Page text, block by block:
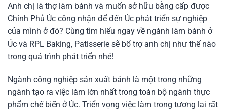
Anh chị là thợ làm bánh và muốn sở hữu bằng cấp được
Chính Phủ Úc công nhận để đến Úc phát triển sự nghiệp
của mình ở đó? Cùng tìm hiểu ngay về ngành làm bánh ở
Úc và RPL Baking, Patisserie sẽ bổ trợ anh chị như thế nào
trong quá trình phát triển nhé!
Ngành công nghiệp sản xuất bánh là một trong những
ngành tạo ra việc làm lớn nhất trong toàn bộ ngành thực
phẩm chế biến ở Úc. Triển vọng việc làm trong tương lai rất